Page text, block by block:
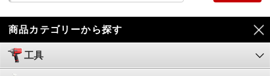
商品カテゴリーから探す
工具